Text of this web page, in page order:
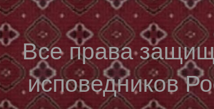
Все права
исповедников